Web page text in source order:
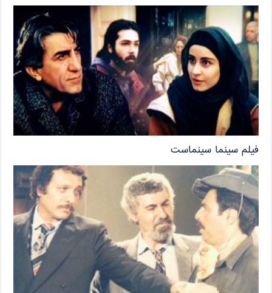
فیلم سینما سینماست